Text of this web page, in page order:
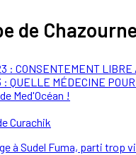
de
: CONSENTEMENT LIBRE
QUELLE MÉDECINE
Med'Océan !
Curachik
à Sudel Fuma, parti trop